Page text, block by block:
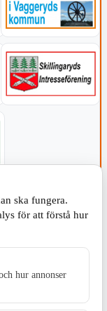
sedan 2002 ger
ska fungera.
för att förstå hur
hur annonser